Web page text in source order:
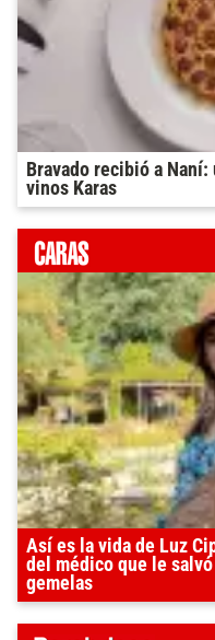
Bravado recibió a
vinos Karas
Así es la vida de Luz
del médico que le
gemelas